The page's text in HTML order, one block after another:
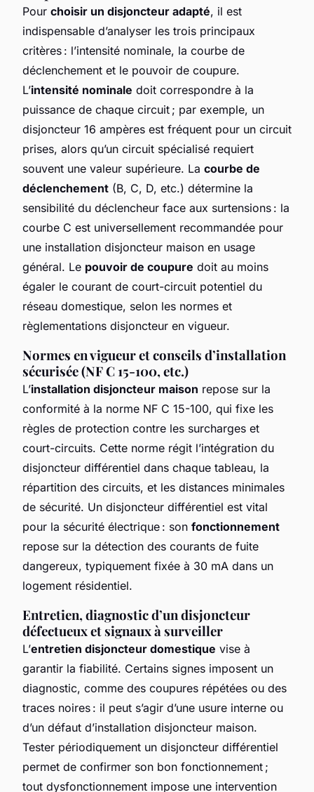
Pour choisir un disjoncteur adapté, il est
indispensable d’analyser les trois principaux
critères : l’intensité nominale, la courbe de
déclenchement et le pouvoir de coupure.
L’intensité nominale doit correspondre à la
puissance de chaque circuit ; par exemple, un
disjoncteur 16 ampères est fréquent pour un circuit
prises, alors qu’un circuit spécialisé requiert
souvent une valeur supérieure. La courbe de
déclenchement (B, C, D, etc.) détermine la
sensibilité du déclencheur face aux surtensions : la
courbe C est universellement recommandée pour
une installation disjoncteur maison en usage
général. Le pouvoir de coupure doit au moins
égaler le courant de court-circuit potentiel du
réseau domestique, selon les normes et
règlementations disjoncteur en vigueur.
Normes en vigueur et conseils d’installation
sécurisée (NF C 15-100, etc.)
L’installation disjoncteur maison repose sur la
conformité à la norme NF C 15-100, qui fixe les
règles de protection contre les surcharges et
court-circuits. Cette norme régit l’intégration du
disjoncteur différentiel dans chaque tableau, la
répartition des circuits, et les distances minimales
de sécurité. Un disjoncteur différentiel est vital
pour la sécurité électrique : son fonctionnement
repose sur la détection des courants de fuite
dangereux, typiquement fixée à 30 mA dans un
logement résidentiel.
Entretien, diagnostic d’un disjoncteur
défectueux et signaux à surveiller
L’entretien disjoncteur domestique vise à
garantir la fiabilité. Certains signes imposent un
diagnostic, comme des coupures répétées ou des
traces noires : il peut s’agir d’une usure interne ou
d’un défaut d’installation disjoncteur maison.
Tester périodiquement un disjoncteur différentiel
permet de confirmer son bon fonctionnement ;
tout dysfonctionnement impose une intervention